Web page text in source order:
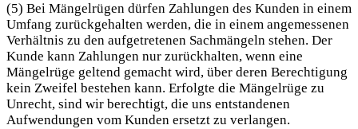
(5) Bei Mängelrügen dürfen Zahlungen des Kunden in einem
Umfang zurückgehalten werden, die in einem angemessenen
Verhältnis zu den aufgetretenen Sachmängeln stehen. Der
Kunde kann Zahlungen nur zurückhalten, wenn eine
Mängelrüge geltend gemacht wird, über deren Berechtigung
kein Zweifel bestehen kann. Erfolgte die Mängelrüge zu
Unrecht, sind wir berechtigt, die uns entstandenen
Aufwendungen vom Kunden ersetzt zu verlangen.